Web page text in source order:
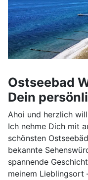
Ostseebad
Dein
Ahoi und herzlich
Ich nehme Dich mit
schönsten
bekannte
spannende
meinem Lieblingsort